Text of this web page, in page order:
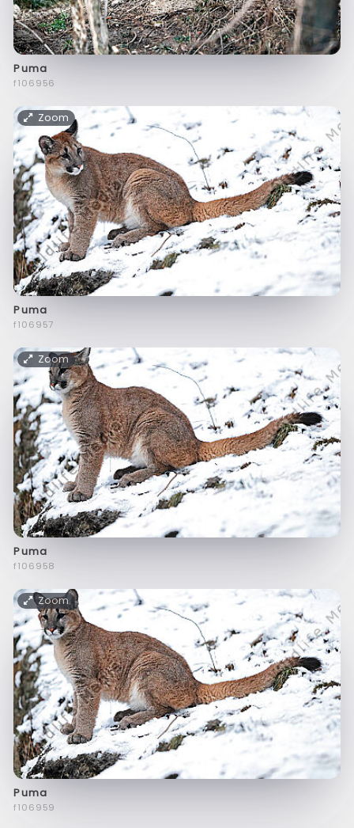
Puma
f106956
Zoom
Puma
f106957
Zoom
Puma
f106958
Zoom
Puma
f106959